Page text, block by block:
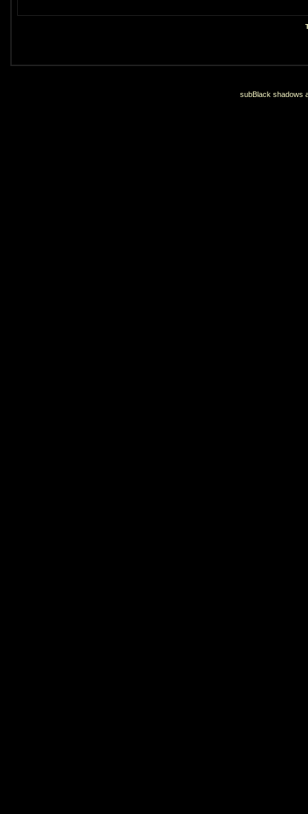
subBlack shadows